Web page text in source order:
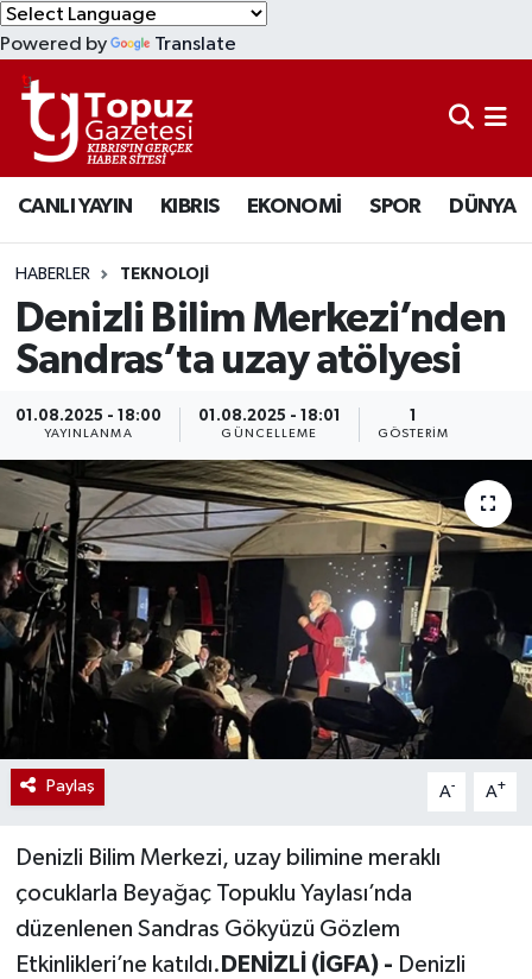
Powered by Translate
CANLI YAYIN KIBRIS EKONOMİ SPOR DÜNYA
HABERLER TEKNOLOJİ
Denizli Bilim Merkezi’nden
Sandras’ta uzay atölyesi
01.08.2025 - 18:00
YAYINLANMA
01.08.2025 - 18:01
GÜNCELLEME GÖSTERIM
Paylaş A- A+
Denizli Bilim Merkezi, uzay bilimine meraklı
çocuklarla Beyağaç Topuklu Yaylası’nda
düzenlenen Sandras Gökyüzü Gözlem
Etkinlikleri’ne katıldı. DENİZLİ (İGFA) - Denizli
KIBRIS
DÜNYA
EKONOMİ
MAGAZİN
SAĞLIK
TÜRKİYE
Lefkoşa Nöbetçi Eczaneler
Lefkoşa Hava Durumu
Lefkoşa Trafik Yoğunluk Haritası
Süper Lig Puan Durumu ve Fikstür
Tüm Manşetler